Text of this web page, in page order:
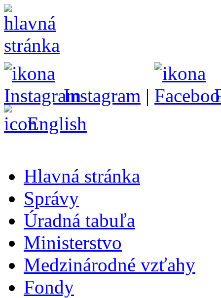
Instagram |
English
Hlavná stránka
Správy
Úradná tabuľa
Ministerstvo
Medzinárodné vzťahy
Fondy